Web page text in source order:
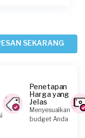
Gas
SEKARANG
Penetapan
Harga yang
Jelas
Menyesuaikan
budget Anda